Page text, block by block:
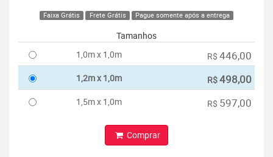
Faixa Grátis Frete Grátis Pague somente após a entrega
Tamanhos
1,0m x 1,0m
R$ 446,00
1,2m x 1,0m R$498,00
1,5m x 1,0m R$ 597,00
Comprar